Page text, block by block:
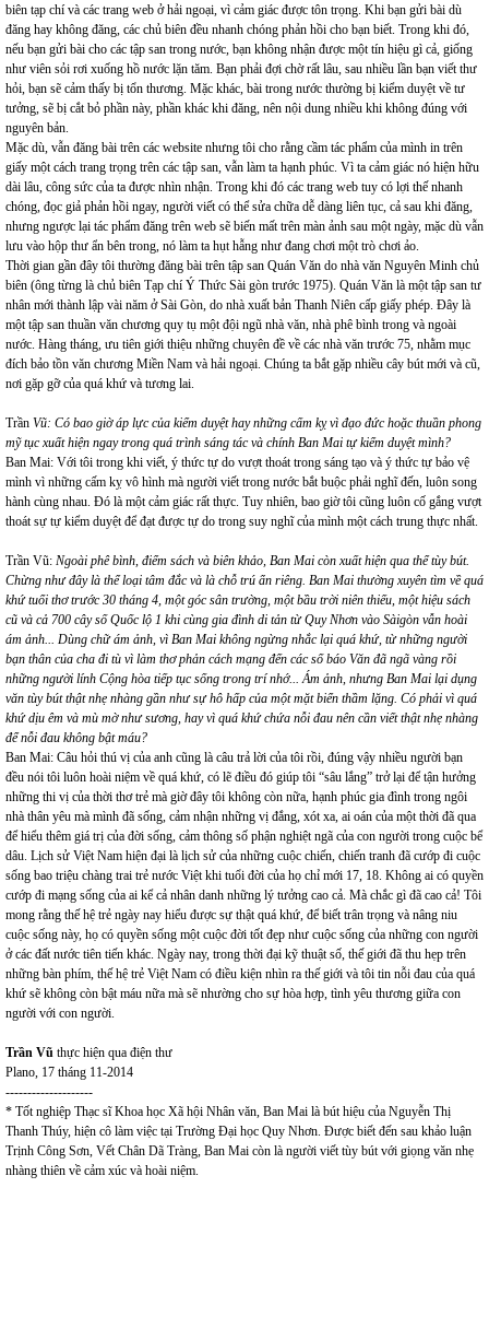
biên tạp chí và các trang web ở hải ngoại, vì cảm giác được tôn trọng. Khi bạn gửi bài dù
đăng hay không đăng, các chủ biên đều nhanh chóng phản hồi cho bạn biết. Trong khi đó,
nếu bạn gửi bài cho các tập san trong nước, bạn không nhận được một tín hiệu gì cả, giống
như viên sỏi rơi xuống hồ nước lặn tăm. Bạn phải đợi chờ rất lâu, sau nhiều lần bạn viết thư
hỏi, bạn sẽ cảm thấy bị tổn thương. Mặc khác, bài trong nước thường bị kiểm duyệt về tư
tưởng, sẽ bị cắt bỏ phần này, phần khác khi đăng, nên nội dung nhiều khi không đúng với
nguyên bản.
Mặc dù, vẫn đăng bài trên các website nhưng tôi cho rằng cầm tác phẩm của mình in trên
giấy một cách trang trọng trên các tập san, vẫn làm ta hạnh phúc. Vì ta cảm giác nó hiện hữu
dài lâu, công sức của ta được nhìn nhận. Trong khi đó các trang web tuy có lợi thế nhanh
chóng, đọc giả phản hồi ngay, người viết có thể sửa chữa dễ dàng liên tục, cả sau khi đăng,
nhưng ngược lại tác phẩm đăng trên web sẽ biến mất trên màn ảnh sau một ngày, mặc dù vẫn
lưu vào hộp thư ẩn bên trong, nó làm ta hụt hẫng như đang chơi một trò chơi ảo.
Thời gian gần đây tôi thường đăng bài trên tập san Quán Văn do nhà văn Nguyên Minh chủ
biên (ông từng là chủ biên Tạp chí Ý Thức Sài gòn trước 1975). Quán Văn là một tập san tư
nhân mới thành lập vài năm ở Sài Gòn, do nhà xuất bản Thanh Niên cấp giấy phép. Đây là
một tập san thuần văn chương quy tụ một đội ngũ nhà văn, nhà phê bình trong và ngoài
nước. Hàng tháng, ưu tiên giới thiệu những chuyên đề về các nhà văn trước 75, nhằm mục
đích bảo tồn văn chương Miền Nam và hải ngoại. Chúng ta bắt gặp nhiều cây bút mới và cũ,
nơi gặp gỡ của quá khứ và tương lai.
Trần Vũ: Có bao giờ áp lực của kiểm duyệt hay những cấm kỵ vì đạo đức hoặc thuần phong
mỹ tục xuất hiện ngay trong quá trình sáng tác và chính Ban Mai tự kiểm duyệt mình?
Ban Mai: Với tôi trong khi viết, ý thức tự do vượt thoát trong sáng tạo và ý thức tự bảo vệ
mình vì những cấm kỵ vô hình mà người viết trong nước bắt buộc phải nghĩ đến, luôn song
hành cùng nhau. Đó là một cảm giác rất thực. Tuy nhiên, bao giờ tôi cũng luôn cố gắng vượt
thoát sự tự kiểm duyệt để đạt được tự do trong suy nghĩ của mình một cách trung thực nhất.
Trần Vũ: Ngoài phê bình, điểm sách và biên khảo, Ban Mai còn xuất hiện qua thể tùy bút.
Chừng như đây là thể loại tâm đắc và là chỗ trú ẩn riêng. Ban Mai thường xuyên tìm về quá
khứ tuổi thơ trước 30 tháng 4, một góc sân trường, một bầu trời niên thiếu, một hiệu sách
cũ và cả 700 cây số Quốc lộ 1 khi cùng gia đình di tản từ Quy Nhơn vào Sàigòn vẫn hoài
ám ảnh... Dùng chữ ám ảnh, vì Ban Mai không ngừng nhắc lại quá khứ, từ những người
bạn thân của cha đi tù vì làm thơ phản cách mạng đến các số báo Văn đã ngã vàng rồi
những người lính Cộng hòa tiếp tục sống trong trí nhớ... Ám ảnh, nhưng Ban Mai lại dụng
văn tùy bút thật nhẹ nhàng gần như sự hô hấp của một mặt biển thầm lặng. Có phải vì quá
khứ dịu êm và mù mờ như sương, hay vì quá khứ chứa nỗi đau nên cần viết thật nhẹ nhàng
để nỗi đau không bật máu?
Ban Mai: Câu hỏi thú vị của anh cũng là câu trả lời của tôi rồi, đúng vậy nhiều người bạn
đều nói tôi luôn hoài niệm về quá khứ, có lẽ điều đó giúp tôi “sâu lắng” trở lại để tận hưởng
những thi vị của thời thơ trẻ mà giờ đây tôi không còn nữa, hạnh phúc gia đình trong ngôi
nhà thân yêu mà mình đã sống, cảm nhận những vị đắng, xót xa, ai oán của một thời đã qua
để hiểu thêm giá trị của đời sống, cảm thông số phận nghiệt ngã của con người trong cuộc bể
dâu. Lịch sử Việt Nam hiện đại là lịch sử của những cuộc chiến, chiến tranh đã cướp đi cuộc
sống bao triệu chàng trai trẻ nước Việt khi tuổi đời của họ chỉ mới 17, 18. Không ai có quyền
cướp đi mạng sống của ai kể cả nhân danh những lý tưởng cao cả. Mà chắc gì đã cao cả! Tôi
mong rằng thế hệ trẻ ngày nay hiểu được sự thật quá khứ, để biết trân trọng và nâng niu
cuộc sống này, họ có quyền sống một cuộc đời tốt đẹp như cuộc sống của những con người
ở các đất nước tiên tiến khác. Ngày nay, trong thời đại kỹ thuật số, thế giới đã thu hẹp trên
những bàn phím, thế hệ trẻ Việt Nam có điều kiện nhìn ra thế giới và tôi tin nỗi đau của quá
khứ sẽ không còn bật máu nữa mà sẽ nhường cho sự hòa hợp, tình yêu thương giữa con
người với con người.
Trần Vũ thực hiện qua điện thư
Plano, 17 tháng 11-2014
--------------------
* Tốt nghiệp Thạc sĩ Khoa học Xã hội Nhân văn, Ban Mai là bút hiệu của Nguyễn Thị
Thanh Thúy, hiện cô làm việc tại Trường Đại học Quy Nhơn. Được biết đến sau khảo luận
Trịnh Công Sơn, Vết Chân Dã Tràng, Ban Mai còn là người viết tùy bút với giọng văn nhẹ
nhàng thiên về cảm xúc và hoài niệm.